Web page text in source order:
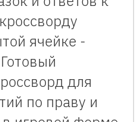
ячейке -
для
по праву и